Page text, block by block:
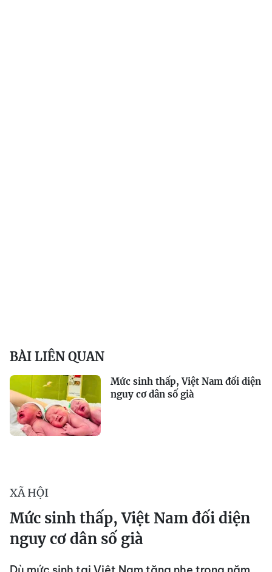
BÀI LIÊN QUAN
Mức sinh thấp, Việt Nam đối diện
nguy cơ dân số già
XÃ HỘI
Mức sinh thấp, Việt Nam đối diện
nguy cơ dân số già